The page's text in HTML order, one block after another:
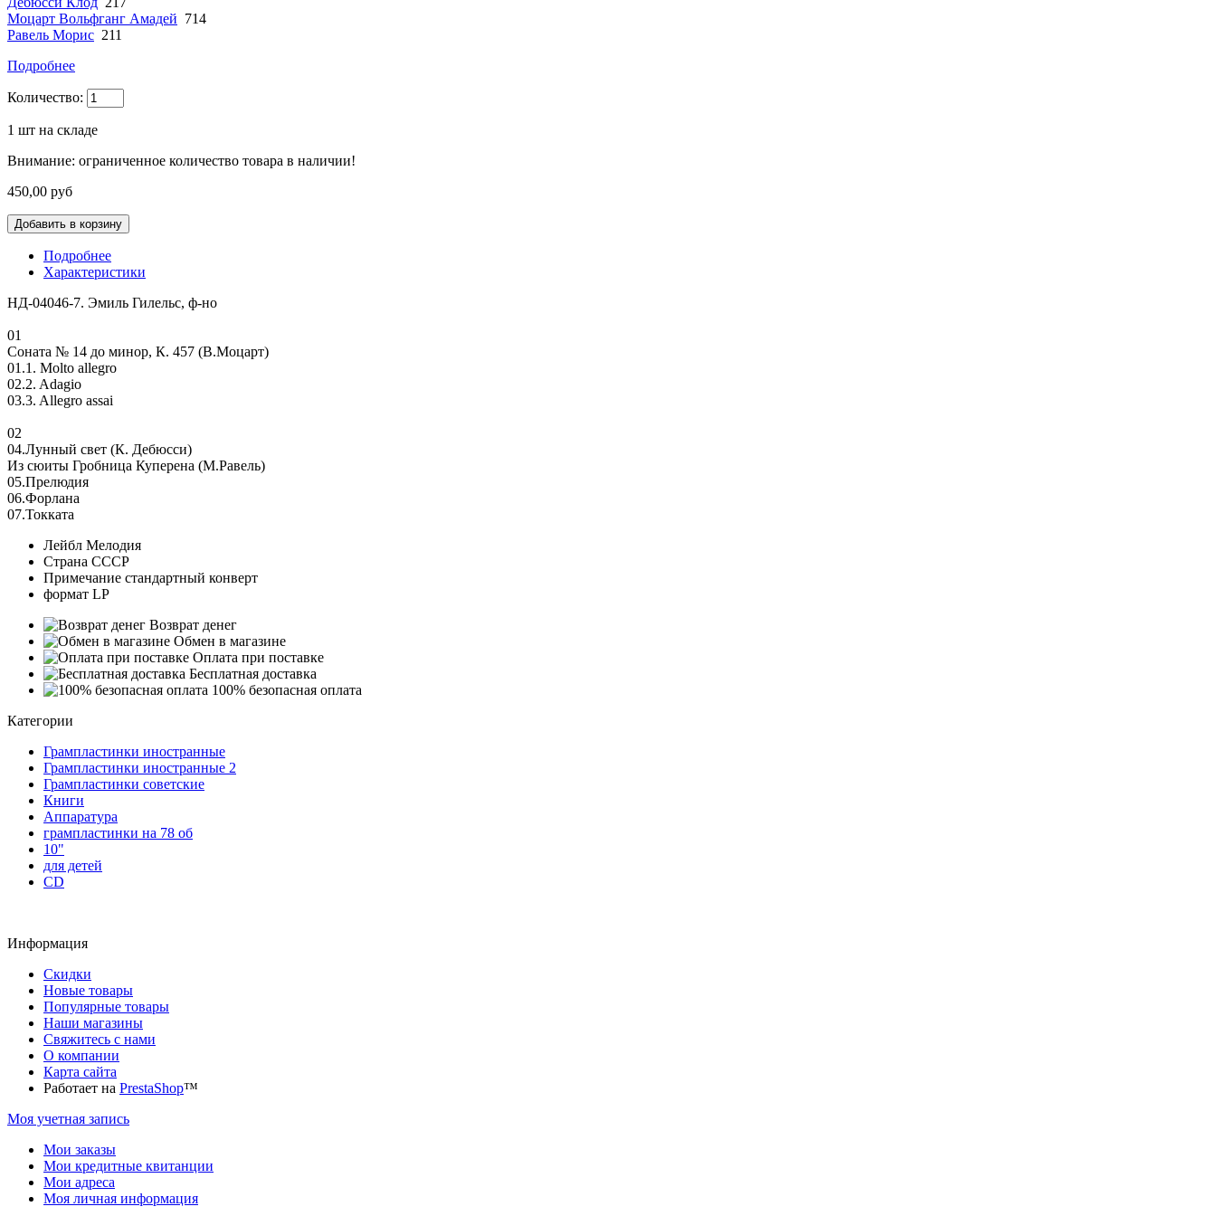
Моцарт Вольфганг Амадей 714
Равель Морис 211
Подробнее
Количество:
1 шт на складе
Внимание: ограниченное количество товара в наличии!
450,00 руб
Подробнее
Характеристики
НД-04046-7. Эмиль Гилельс, ф-но
01
Соната № 14 до минор, К. 457 (В.Моцарт)
01.1. Molto allegro
02.2. Adagio
03.3. Allegro assai
02
04.Лунный свет (К. Дебюсси)
Из сюиты Гробница Куперена (М.Равель)
05.Прелюдия
06.Форлана
07.Токката
Лейбл Мелодия
Страна СССР
Примечание стандартный конверт
формат LP
Возврат денег
Обмен в магазине
Оплата при поставке
Бесплатная доставка
100% безопасная оплата
Категории
Грампластинки иностранные
Грампластинки иностранные 2
Грампластинки советские
Книги
Аппаратура
грампластинки на 78 об
10"
для детей
CD
Информация
Скидки
Новые товары
Популярные товары
Наши магазины
Свяжитесь с нами
О компании
Карта сайта
Работает на PrestaShop™
Моя учетная запись
Мои заказы
Мои кредитные квитанции
Мои адреса
Моя личная информация